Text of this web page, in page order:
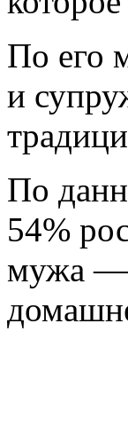
По его
и
По
54%
мужа —